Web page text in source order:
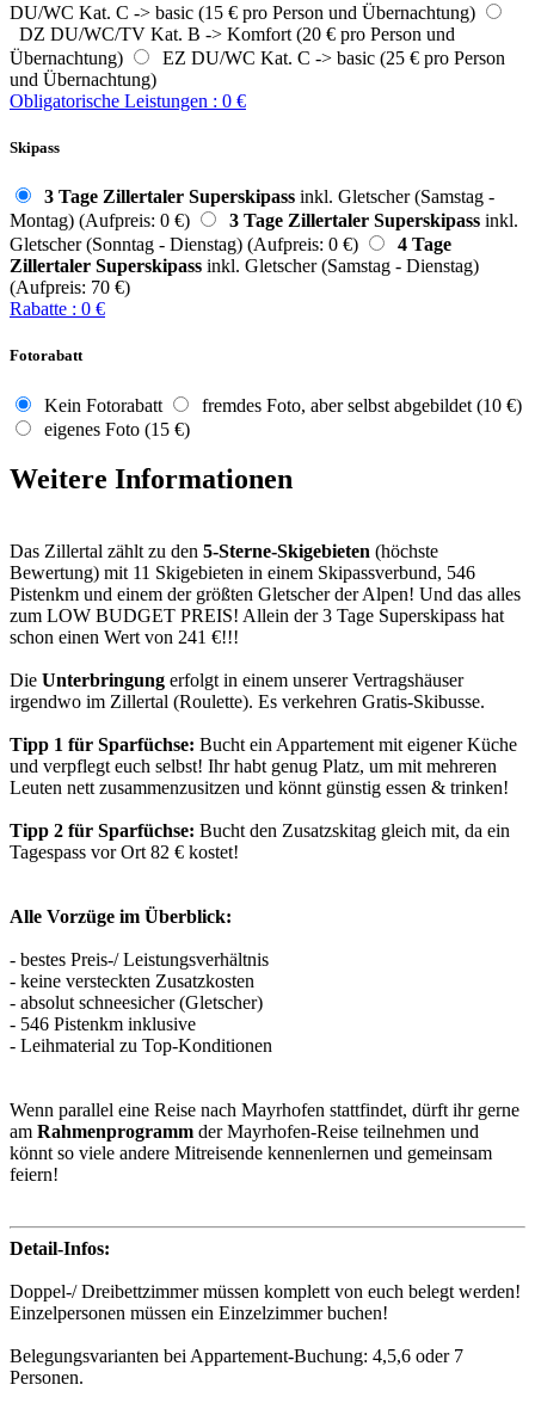
DU/WC Kat. C -> basic (15 € pro Person und Übernachtung)
DZ DU/WC/TV Kat. B -> Komfort (20 € pro Person und
Übernachtung)
EZ DU/WC Kat. C -> basic (25 € pro Person
und Übernachtung)
Obligatorische Leistungen : 0 €
Skipass
3 Tage Zillertaler Superskipass inkl. Gletscher (Samstag -
Montag) (Aufpreis: 0 €)
3 Tage Zillertaler Superskipass inkl.
Gletscher (Sonntag - Dienstag) (Aufpreis: 0 €)
4 Tage
Zillertaler Superskipass inkl. Gletscher (Samstag - Dienstag)
(Aufpreis: 70 €)
Rabatte : 0 €
Fotorabatt
Kein Fotorabatt
fremdes Foto, aber selbst abgebildet (10 €)
eigenes Foto (15 €)
Weitere Informationen
Das Zillertal zählt zu den 5-Sterne-Skigebieten (höchste
Bewertung) mit 11 Skigebieten in einem Skipassverbund, 546
Pistenkm und einem der größten Gletscher der Alpen! Und das alles
zum LOW BUDGET PREIS! Allein der 3 Tage Superskipass hat
schon einen Wert von 241 €!!!
Die Unterbringung erfolgt in einem unserer Vertragshäuser
irgendwo im Zillertal (Roulette). Es verkehren Gratis-Skibusse.
Tipp 1 für Sparfüchse: Bucht ein Appartement mit eigener Küche
und verpflegt euch selbst! Ihr habt genug Platz, um mit mehreren
Leuten nett zusammenzusitzen und könnt günstig essen & trinken!
Tipp 2 für Sparfüchse: Bucht den Zusatzskitag gleich mit, da ein
Tagespass vor Ort 82 € kostet!
Alle Vorzüge im Überblick:
- bestes Preis-/ Leistungsverhältnis
- keine versteckten Zusatzkosten
- absolut schneesicher (Gletscher)
- 546 Pistenkm inklusive
- Leihmaterial zu Top-Konditionen
Wenn parallel eine Reise nach Mayrhofen stattfindet, dürft ihr gerne
am Rahmenprogramm der Mayrhofen-Reise teilnehmen und
könnt so viele andere Mitreisende kennenlernen und gemeinsam
feiern!
Detail-Infos:
Doppel-/ Dreibettzimmer müssen komplett von euch belegt werden!
Einzelpersonen müssen ein Einzelzimmer buchen!
Belegungsvarianten bei Appartement-Buchung: 4,5,6 oder 7
Personen.